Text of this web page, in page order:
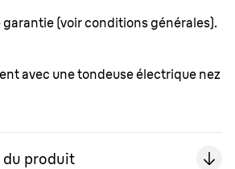
garantie (voir conditions générales).
avec une tondeuse électrique nez
du produit